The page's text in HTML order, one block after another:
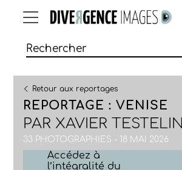
Retour aux reportages
REPORTAGE : VENISE
PAR XAVIER TESTELIN
33 PHOTOGRAPHIES - 18 MAI 2026
Accédez à
l’intégralité du